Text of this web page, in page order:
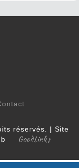
réservés. | Site
GoodLinks